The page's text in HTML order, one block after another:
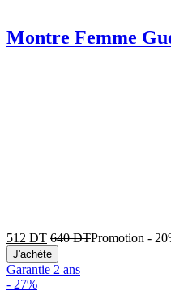
Montre Femme
512 DT 640DTPromotion -
J'achète
Garantie 2 ans
- 27%